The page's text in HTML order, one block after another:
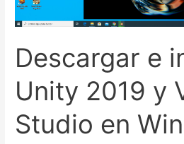
Descargar e
Unity 2019 y
Studio en